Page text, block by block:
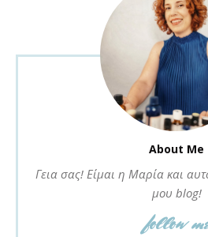
About Me
Γεια σας! Είμαι η Μαρία και
μου blog!
follow